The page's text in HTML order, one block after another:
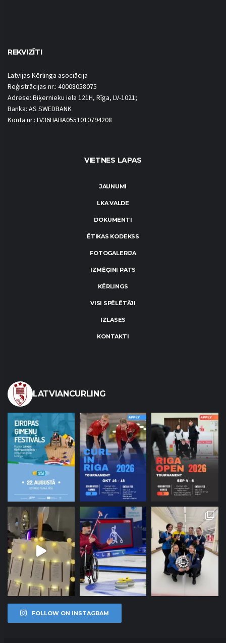
REKVIZĪTI
Latvijas Kērlinga asociācija
Reģistrācijas nr.: 40008058075
Adrese: Biķernieku iela 121H, Rīga, LV-1021;
Banka: AS SWEDBANK
Konta nr.: LV36HABA0551010794208
VIETNES LAPAS
JAUNUMI
LKA VALDE
DOKUMENTI
ĒTIKAS KODEKSS
FOTOGALERIJA
IZMĒĢINI PATS
KĒRLINGS
VISI SPĒLĒTĀJI
IZLASES
KONTAKTI
LATVIANCURLING
FOLLOW ON INSTAGRAM